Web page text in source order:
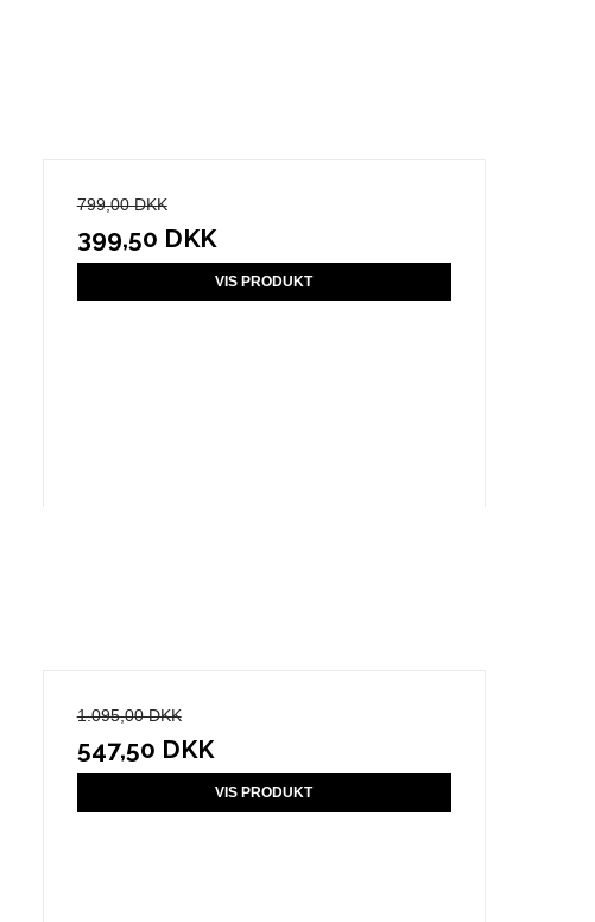
799,00 DKK
399,50 DKK
VIS PRODUKT
1.095,00 DKK
547,50 DKK
VIS PRODUKT